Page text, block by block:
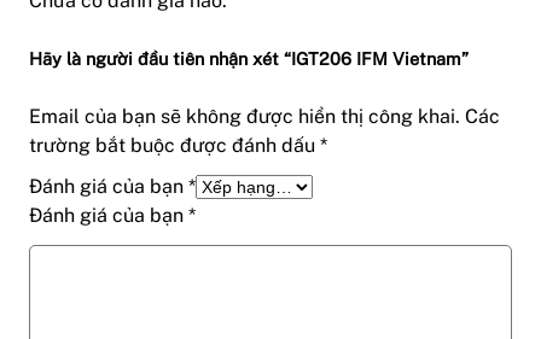
Hãy là người đầu tiên nhận xét “IGT206 IFM Vietnam”
Email của bạn sẽ không được hiển thị công khai. Các
trường bắt buộc được đánh dấu *
Đánh giá của bạn *
Đánh giá của bạn *